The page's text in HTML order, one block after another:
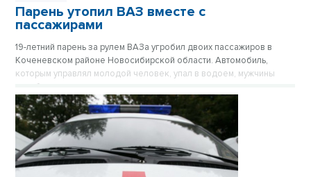
Парень утопил ВАЗ вместе с
пассажирами
19-летний парень за рулем ВАЗа угробил двоих пассажиров в
Коченевском районе Новосибирской области. Автомобиль,
которым управлял молодой человек, упал в водоем, мужчины
погибли.